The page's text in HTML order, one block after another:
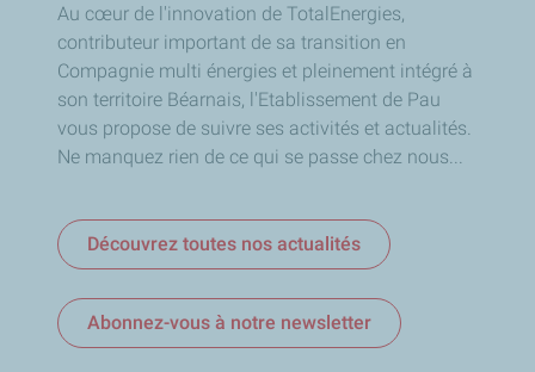
qui viennent travailler ici tous les jours pour aller vers la
neutralité carbone avec la société en 2050.
On cherche à mettre en œuvre toutes les technologies
qui vont aider la Compagnie dans cette transition.
Ici, on produit de l'innovation, on échange, on partage
ces idées, on les met en œuvre, on les développe au
On est une force de frappe d'innovation pour l'ensemble
de la Compagnie."
CSTJF et PERL, 27 hectares, 10 000 m² de laboratoires,
60 nationalités.
Au cœur de l'innovation de TotalEnergies,
contributeur important de sa transition en
Compagnie multi énergies et pleinement intégré à
son territoire Béarnais, l'Etablissement de Pau
vous propose de suivre ses activités et actualités.
Ne manquez rien de ce qui se passe chez nous...
Découvrez toutes nos actualités
Abonnez-vous à notre newsletter